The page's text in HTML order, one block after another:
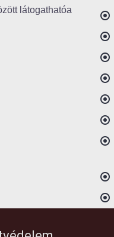
látogathatóa